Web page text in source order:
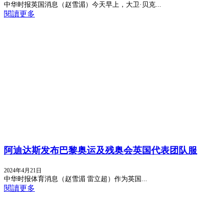
中华时报英国消息（赵雪湄）今天早上，大卫·贝克...
閱讀更多
阿迪达斯发布巴黎奥运及残奥会英国代表团队服
2024年4月21日
中华时报体育消息（赵雪湄 雷立超）作为英国...
閱讀更多